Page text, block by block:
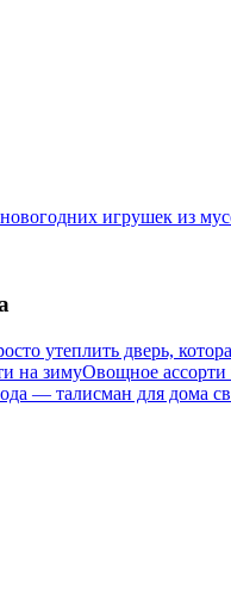
игрушек из
Овощное ассорти